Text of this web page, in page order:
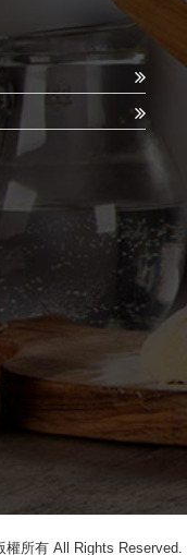
所有 All Rights Reserved.